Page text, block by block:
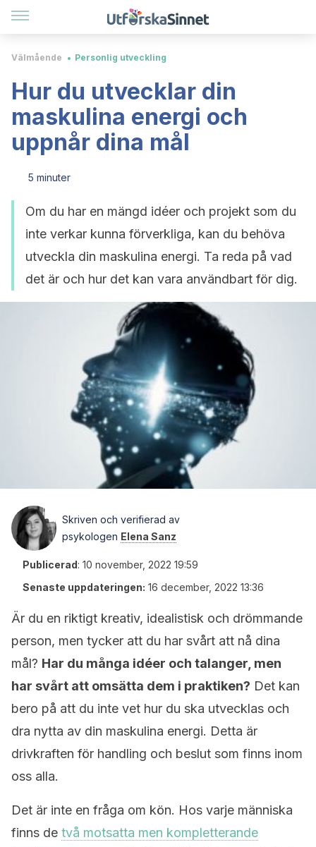
Välmående Personlig utveckling
Hur du utvecklar din
maskulina energi och
uppnår dina mål
5 minuter
Om du har en mängd idéer och projekt som du
inte verkar kunna förverkliga, kan du behöva
utveckla din maskulina energi. Ta reda på vad
det är och hur det kan vara användbart för dig.
Skriven och verifierad av
psykologen Elena Sanz
Publicerad: 10 november, 2022 19:59
Senaste uppdateringen: 16 december, 2022 13:36
Är du en riktigt kreativ, idealistisk och drömmande
person, men tycker att du har svårt att nå dina
mål? Har du många idéer och talanger, men
har svårt att omsätta dem i praktiken? Det kan
bero på att du inte vet hur du ska utvecklas och
dra nytta av din maskulina energi. Detta är
drivkraften för handling och beslut som finns inom
oss alla.
Det är inte en fråga om kön. Hos varje människa
finns de två motsatta men kompletterande